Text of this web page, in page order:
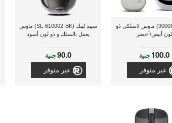
جينيس (9000R) ماوس لاسلكى ذو
لون أبيض/أخضر
100.0 جنية
غير متوفر
سبيد لينك (SL-610002-BK) ماوس
يعمل بالسلك و ذو لون أسود
90.0جنية
غير متوفر